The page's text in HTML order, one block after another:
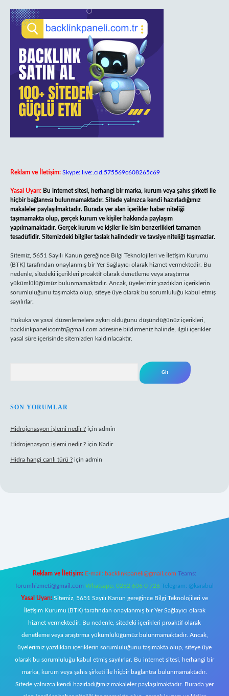
Reklam ve İletişim: Skype: live:.cid.575569c608265c69
Yasal Uyarı: Bu internet sitesi, herhangi bir marka, kurum veya şahıs şirketi ile
hiçbir bağlantısı bulunmamaktadır. Sitede yalnızca kendi hazırladığımız
makaleler paylaşılmaktadır. Burada yer alan içerikler haber niteliği
taşımamakta olup, gerçek kurum ve kişiler hakkında paylaşım
yapılmamaktadır. Gerçek kurum ve kişiler ile isim benzerlikleri tamamen
tesadüfidir. Sitemizdeki bilgiler taslak halindedir ve tavsiye niteliği taşımazlar.
Sitemiz, 5651 Sayılı Kanun gereğince Bilgi Teknolojileri ve İletişim Kurumu
(BTK) tarafından onaylanmış bir Yer Sağlayıcı olarak hizmet vermektedir. Bu
nedenle, sitedeki içerikleri proaktif olarak denetleme veya araştırma
yükümlülüğümüz bulunmamaktadır. Ancak, üyelerimiz yazdıkları içeriklerin
sorumluluğunu taşımakta olup, siteye üye olarak bu sorumluluğu kabul etmiş
sayılırlar.
Hukuka ve yasal düzenlemelere aykırı olduğunu düşündüğünüz içerikleri,
backlinkpanelicomtr@gmail.com adresine bildirmeniz halinde, ilgili içerikler
yasal süre içerisinde sitemizden kaldırılacaktır.
SON YORUMLAR
Hidrojenasyon işlemi nedir ? için admin
Hidrojenasyon işlemi nedir ? için Kadir
Hidra hangi canlı türü ? için admin
Reklam ve İletişim: E-mail: backlinkpaneli@gmail.com Teams:
forumhizmeti@gmail.com Whatsapp: 0262 606 0 726 Telegram: @karabul
Yasal Uyarı: Sitemiz, 5651 Sayılı Kanun gereğince Bilgi Teknolojileri ve
İletişim Kurumu (BTK) tarafından onaylanmış bir Yer Sağlayıcı olarak
hizmet vermektedir. Bu nedenle, sitedeki içerikleri proaktif olarak
denetleme veya araştırma yükümlülüğümüz bulunmamaktadır. Ancak,
üyelerimiz yazdıkları içeriklerin sorumluluğunu taşımakta olup, siteye üye
olarak bu sorumluluğu kabul etmiş sayılırlar. Bu internet sitesi, herhangi bir
marka, kurum veya şahıs şirketi ile hiçbir bağlantısı bulunmamaktadır.
Sitede yalnızca kendi hazırladığımız makaleler paylaşılmaktadır. Burada yer